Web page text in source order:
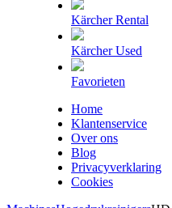
Kärcher Rental
Kärcher Used
Favorieten
Home
Klantenservice
Over ons
Blog
Privacyverklaring
Cookies